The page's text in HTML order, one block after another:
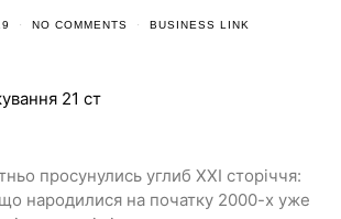
NO COMMENTS BUSINESS LINK
просунулись углиб XXI сторіччя:
народилися на початку 2000-х уже